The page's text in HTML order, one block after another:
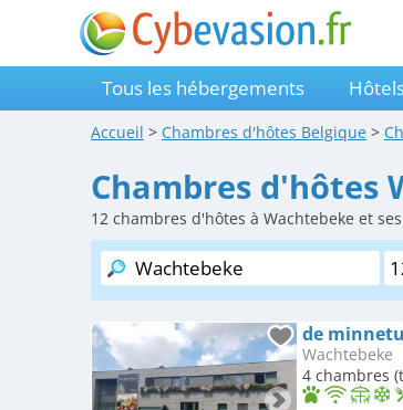
Tous les hébergements
Accueil > Chambres d'hôtes Belgique >
Chambres d'hôtes
12 chambres d'hôtes à Wachtebeke et
de
Wachtebeke
4 chambres